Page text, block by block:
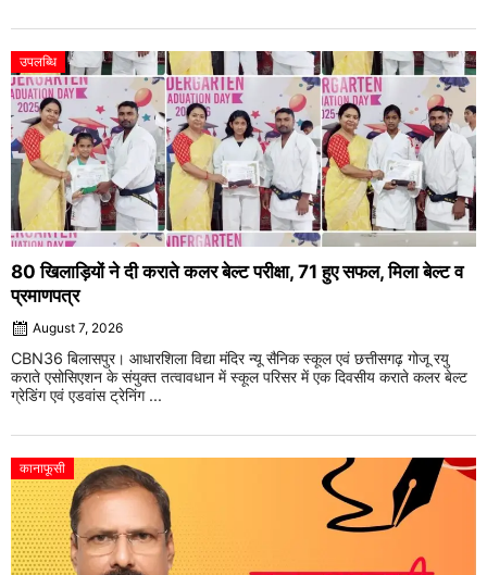
उपलब्धि
80 खिलाड़ियों ने दी कराते कलर बेल्ट परीक्षा, 71 हुए सफल, मिला बेल्ट व
प्रमाणपत्र
August 7, 2026
CBN36 बिलासपुर। आधारशिला विद्या मंदिर न्यू सैनिक स्कूल एवं छत्तीसगढ़ गोजू रयु
कराते एसोसिएशन के संयुक्त तत्वावधान में स्कूल परिसर में एक दिवसीय कराते कलर बेल्ट
ग्रेडिंग एवं एडवांस ट्रेनिंग ...
कानाफूसी